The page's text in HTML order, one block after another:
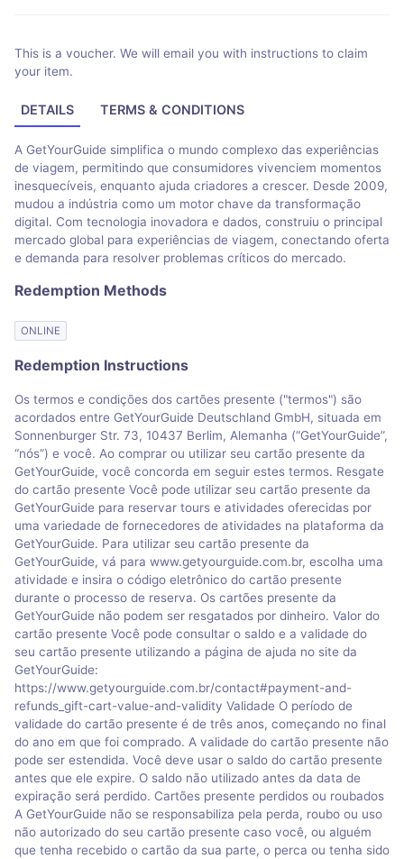
This is a voucher. We will email you with instructions to claim
your item.
DETAILS TERMS & CONDITIONS
A GetYourGuide simplifica o mundo complexo das experiências
de viagem, permitindo que consumidores vivenciem momentos
inesquecíveis, enquanto ajuda criadores a crescer. Desde 2009,
mudou a indústria como um motor chave da transformação
digital. Com tecnologia inovadora e dados, construiu o principal
mercado global para experiências de viagem, conectando oferta
e demanda para resolver problemas críticos do mercado.
Redemption Methods
ONLINE
Redemption Instructions
Os termos e condições dos cartões presente ("termos") são
acordados entre GetYourGuide Deutschland GmbH, situada em
Sonnenburger Str. 73, 10437 Berlim, Alemanha (“GetYourGuide”,
“nós”) e você. Ao comprar ou utilizar seu cartão presente da
GetYourGuide, você concorda em seguir estes termos. Resgate
do cartão presente Você pode utilizar seu cartão presente da
GetYourGuide para reservar tours e atividades oferecidas por
uma variedade de fornecedores de atividades na plataforma da
GetYourGuide. Para utilizar seu cartão presente da
GetYourGuide, vá para www.getyourguide.com.br, escolha uma
atividade e insira o código eletrônico do cartão presente
durante o processo de reserva. Os cartões presente da
GetYourGuide não podem ser resgatados por dinheiro. Valor do
cartão presente Você pode consultar o saldo e a validade do
seu cartão presente utilizando a página de ajuda no site da
GetYourGuide:
https://www.getyourguide.com.br/contact#payment-and-
refunds_gift-cart-value-and-validity Validade O período de
validade do cartão presente é de três anos, começando no final
do ano em que foi comprado. A validade do cartão presente não
pode ser estendida. Você deve usar o saldo do cartão presente
antes que ele expire. O saldo não utilizado antes da data de
expiração será perdido. Cartões presente perdidos ou roubados
A GetYourGuide não se responsabiliza pela perda, roubo ou uso
não autorizado do seu cartão presente caso você, ou alguém
que tenha recebido o cartão da sua parte, o perca ou tenha sido